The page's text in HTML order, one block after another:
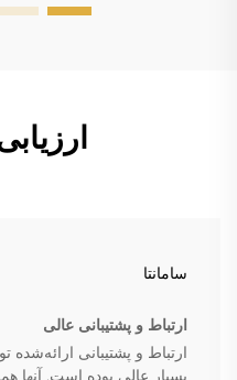
سامانتا
ارتباط و پشتیبانی عالی
ارتباط و پشتیبانی
بسیار عالی بوده است. آنها